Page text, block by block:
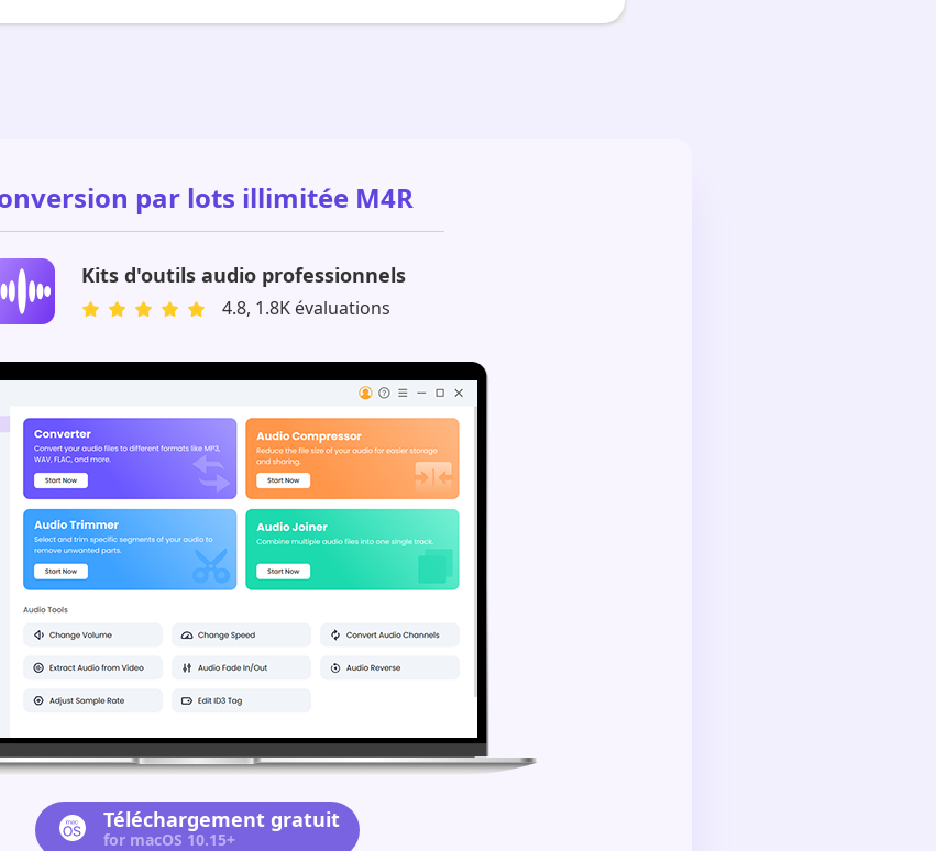
par lots illimitée M4R
Kits d'outils audio professionnels
4.8, 1.8K évaluations
Téléchargement gratuit
for macOS 10.15+